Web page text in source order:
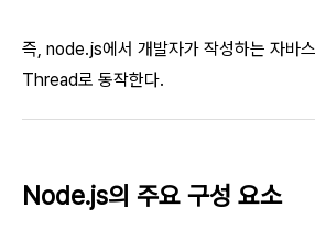
즉, node.js에서 개발자가 작성하는 자바
Thread로 동작한다.
Node.js의 주요 구성 요소